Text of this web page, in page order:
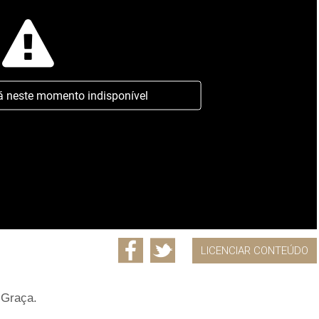
neste momento indisponível
LICENCIAR CONTEÚDO